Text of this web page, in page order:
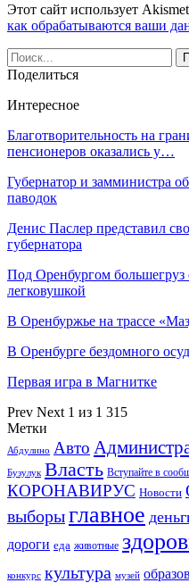
Этот сайт использует
как обрабатываются ваши
Поделиться
Интересное
Благотворительность на
пенсионеров оказались у…
Губернатор и замминистра
паводок
Денис Паслер представил
губернатора
Под Оренбургом большегруз
легковушкой
В Оренбуржье на трассе
В Оренбурге бездомного
Первая игра в Магнитке
Prev Next 1 из 1 315
Метки
Абдулино Авто
Бузулук Власть Вступайте в
КОРОНАВИРУС Новости
выборыглавное
дороги еда животные
конкурс культура музей